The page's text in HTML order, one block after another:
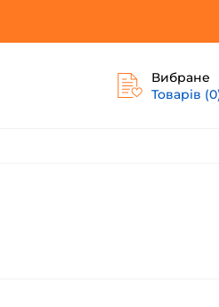
Вибране
Товарів (0